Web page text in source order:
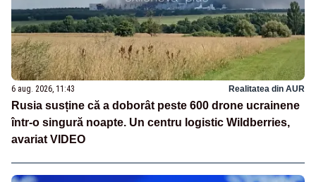
6 aug. 2026, 11:43 Realitatea din AUR
Rusia susține că a doborât peste 600 drone ucrainene
într-o singură noapte. Un centru logistic Wildberries,
avariat VIDEO